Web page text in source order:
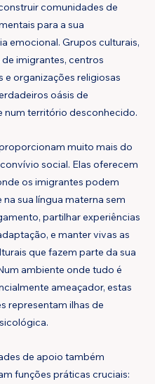
comunidades de
para a sua
emocional. Grupos culturais,
imigrantes, centros
e organizações religiosas
oásis de
num território desconhecido.
muito mais do
social. Elas oferecem
os imigrantes podem
na sua língua materna sem
partilhar experiências
e manter vivas as
que fazem parte da sua
ambiente onde tudo é
ameaçador, estas
representam ilhas de
de apoio também
funções práticas cruciais: